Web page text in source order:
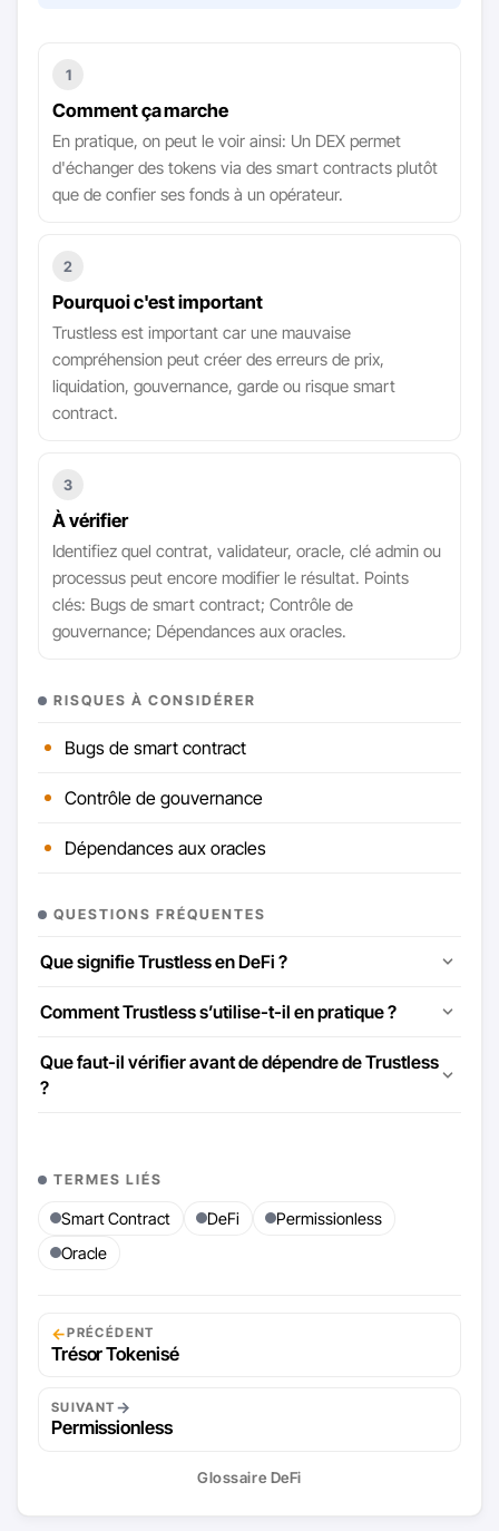
1
Comment ça marche
En pratique, on peut le voir ainsi: Un DEX permet
d'échanger des tokens via des smart contracts plutôt
que de confier ses fonds à un opérateur.
2
Pourquoi c'est important
Trustless est important car une mauvaise
compréhension peut créer des erreurs de prix,
liquidation, gouvernance, garde ou risque smart
contract.
3
À vérifier
Identifiez quel contrat, validateur, oracle, clé admin ou
processus peut encore modifier le résultat. Points
clés: Bugs de smart contract; Contrôle de
gouvernance; Dépendances aux oracles.
RISQUES À CONSIDÉRER
Bugs de smart contract
Contrôle de gouvernance
Dépendances aux oracles
QUESTIONS FRÉQUENTES
Que signifie Trustless en DeFi ?
Comment Trustless s’utilise-t-il en pratique ?
Que faut-il vérifier avant de dépendre de Trustless
?
TERMES LIÉS
Smart Contract DeFi
Permissionless
Oracle
←PRÉCÉDENT
Trésor Tokenisé
SUIVANT →
Permissionless
Glossaire DeFi